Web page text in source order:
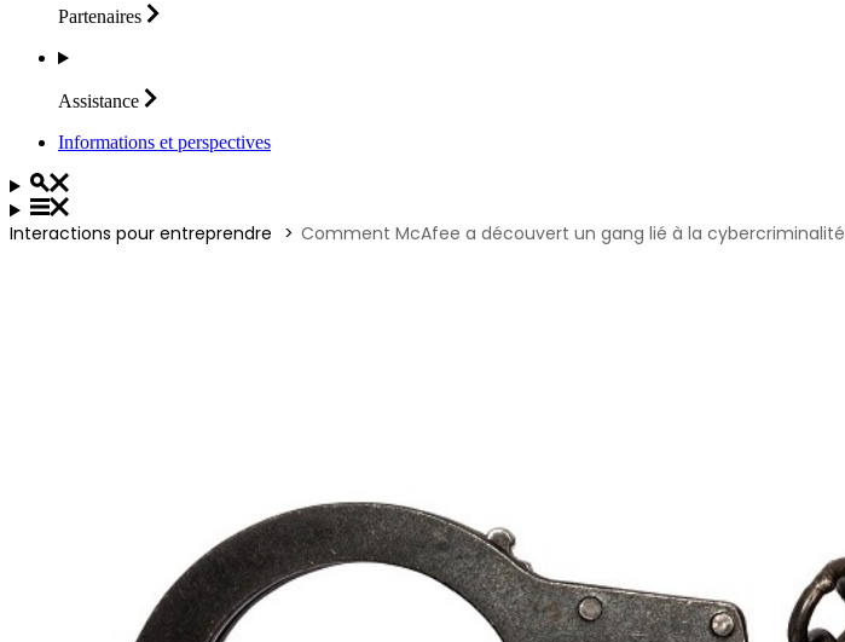
Partenaires
Assistance
Informations et perspectives
Interactions pour entreprendre Comment McAfee a découvert un gang lié à la cybercriminalité